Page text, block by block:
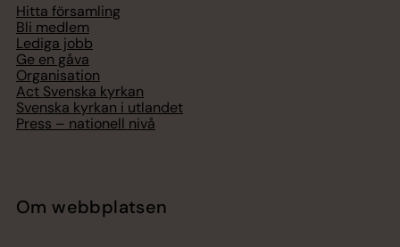
Hitta församling
Bli medlem
Lediga jobb
Ge en gåva
Organisation
Act Svenska kyrkan
Svenska kyrkan i utlandet
Press – nationell nivå
Om webbplatsen